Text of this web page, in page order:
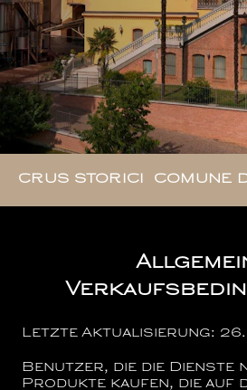
CRUS STORICI COMUNE
Letzte Aktualisierung:
Benutzer, die die Dienste
Produkte kaufen, die auf